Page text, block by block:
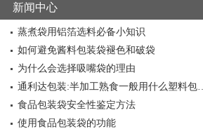
新闻中心
蒸煮袋用铝箔选料必备小知识
如何避免酱料包装袋褪色和破袋
为什么会选择吸嘴袋的理由
通利达包装:半加工熟食一般用什么塑料包…
食品包装袋安全性鉴定方法
使用食品包装袋的功能